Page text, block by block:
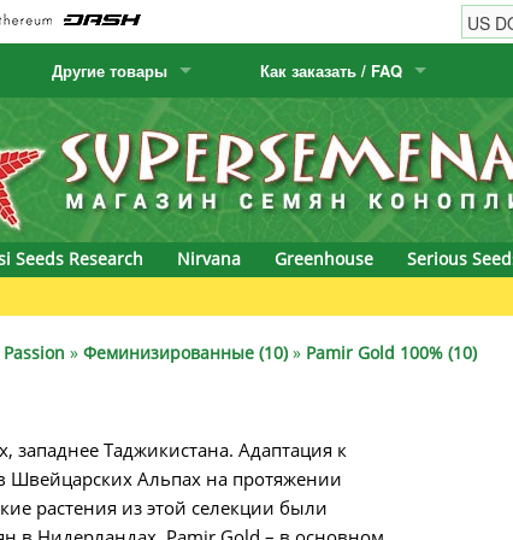
Seeds
Humboldt Seed Company
Humboldt Seeds
Hyp3rids
krauTHCollective
La Semilla Automatica
Positronics
Prana Medical
Pyramid Seeds
Ripper Seeds
Другие товары
Семена кактусов
Канарские растения
Как заказать / FAQ
Как заказать
Виды / цены доставки
Seeds Research Nirvana Greenhouse Serious
» Феминизированные (10)» Pamir Gold 100% (10)
западнее Таджикистана. Адаптация к
Альпах на протяжении
растения из этой селекции были